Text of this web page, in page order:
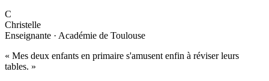
C
Christelle
Enseignante · Académie de Toulouse
« Mes deux enfants en primaire s'amusent enfin à réviser leurs
tables. »